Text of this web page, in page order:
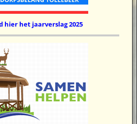
hier het jaarverslag 2025